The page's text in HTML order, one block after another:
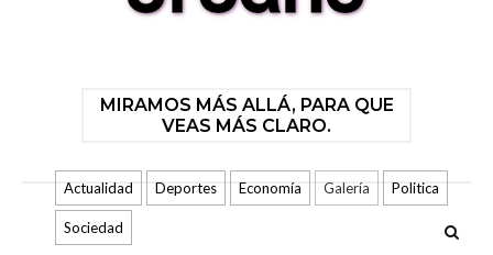
MIRAMOS MÁS ALLÁ, PARA QUE
VEAS MÁS CLARO.
Actualidad Deportes Economía Galería Politica
Sociedad